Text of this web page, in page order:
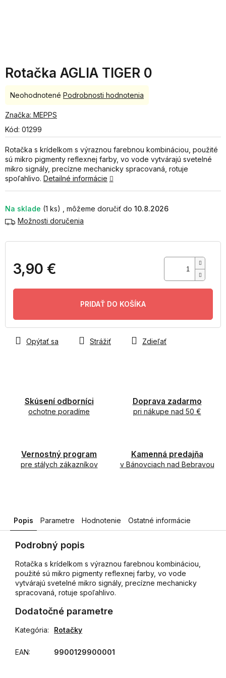
Rotačka AGLIA TIGER 0
Kód: 01299
Na sklade (1 ks)
10.8.2026
Možnosti doručenia
3,90 €
PRIDAŤ DO KOŠÍKA
Skúsení odborníci
ochotne poradíme
Doprava zadarmo
pri nákupe nad 50 €
Vernostný program
pre stálych zákazníkov
Kamenná predajňa
v Bánovciach nad Bebravou
Rotačka s krídelkom s výraznou farebnou kombináciou, použité
sú mikro pigmenty reflexnej farby, vo vode vytvárajú svetelné
mikro signály, precízne mechanicky spracovaná, rotuje
spoľahlivo. Detailné informácie
Opýtať sa Strážiť Zdieľať
Priemerné
produktu
0,0
5
hviezdičiek.
Neohodnotené Podrobnosti hodnotenia
Značka: MEPPS
Popis Parametre Hodnotenie Ostatné informácie
Podrobný popis
Rotačka s krídelkom s výraznou farebnou kombináciou,
použité sú mikro pigmenty reflexnej farby, vo vode
vytvárajú svetelné mikro signály, precízne mechanicky
spracovaná, rotuje spoľahlivo.
Dodatočné parametre
Kategória: Rotačky
EAN: 9900129900001